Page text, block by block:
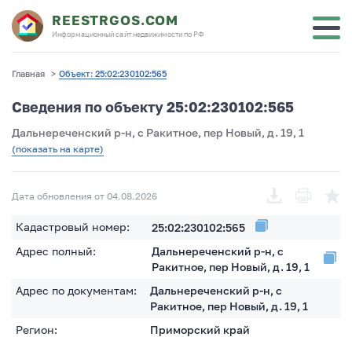
REESTRGOS.COM
Информационный сайт недвижимости по РФ
Главная > Объект: 25:02:230102:565
Сведения по объекту 25:02:230102:565
Дальнереченский р-н, с Ракитное, пер Новый, д. 19, 1
(показать на карте)
Дата обновления от 04.08.2026
Кадастровый номер:
25:02:230102:565
Адрес полный:
Дальнереченский р-н, с
Ракитное, пер Новый, д. 19, 1
Адрес по документам:
Дальнереченский р-н, с
Ракитное, пер Новый, д. 19, 1
Регион:
Приморский край